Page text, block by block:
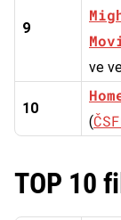
9
ve
10
(
TOP 10